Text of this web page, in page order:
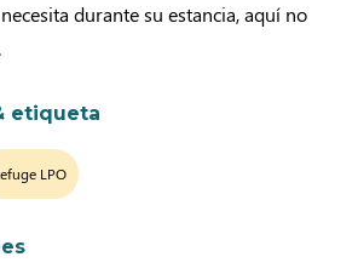
durante su estancia, aquí no
etiqueta
LPO